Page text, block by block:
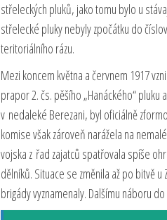
střeleckých pluků, jako tomu bylo u
střelecké pluky nebyly zpočátku do
teritoriálního rázu.
Mezi koncem května a červnem 1917
prapor 2. čs. pěšího „Hanáckého“
v nedaleké Berezani, byl oficiálně
komise však zároveň narážela na
vojska z řad zajatců spatřovala spíše
dělníků. Situace se změnila až po bitvě
brigády vyznamenaly. Dalšímu náboru